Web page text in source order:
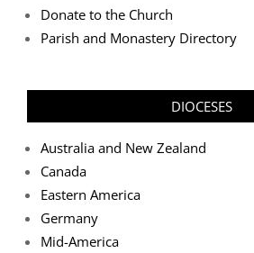
Donate to the Church
Parish and Monastery Directory
DIOCESES
Australia and New Zealand
Canada
Eastern America
Germany
Mid-America